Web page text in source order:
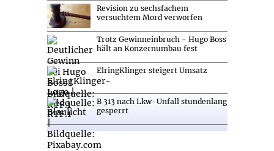
Revision zu sechsfachem
versuchtem Mord verworfen
Trotz Gewinneinbruch - Hugo Boss
hält an Konzernumbau fest
ElringKlinger steigert Umsatz
B 313 nach Lkw-Unfall stundenlang
gesperrt